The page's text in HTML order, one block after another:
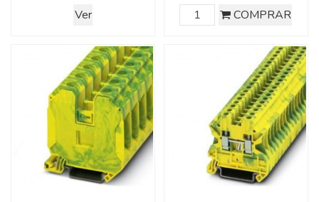
Ver COMPRAR